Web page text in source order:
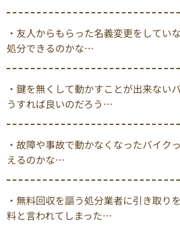
・友人からもらった名義変更をしてい
処分できるのかな…
・鍵を無くして動かすことが出来ない
うすれば良いのだろう…
・故障や事故で動かなくなったバイク
えるのかな…
・無料回収を謳う処分業者に引き取り
料と言われてしまった…